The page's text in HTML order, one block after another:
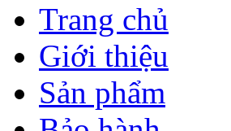
Trang chủ
Giới thiệu
Sản phẩm